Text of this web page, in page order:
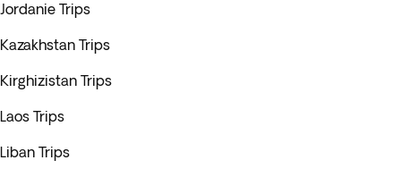
Jordanie Trips
Kazakhstan Trips
Kirghizistan Trips
Laos Trips
Liban Trips